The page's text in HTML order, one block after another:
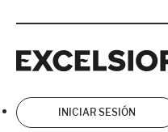
INICIAR SESIÓN